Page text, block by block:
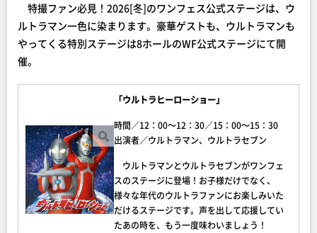
特撮ファン必見！2026[冬]のワンフェス公式ステージは、ウ
ルトラマン一色に染まります。豪華ゲストも、ウルトラマンも
やってくる特別ステージは8ホールのWF公式ステージにて開
催。
「ウルトラヒーローショー」
時間／12：00～12：30／15：00～15：30
出演者／ウルトラマン、ウルトラセブン
ウルトラマンとウルトラセブンがワンフェ
スのステージに登場！お子様だけでなく、
様々な年代のウルトラファンにお楽しみいた
だけるステージです。声を出して応援してい
たあの時を、もう一度味わいましょう！